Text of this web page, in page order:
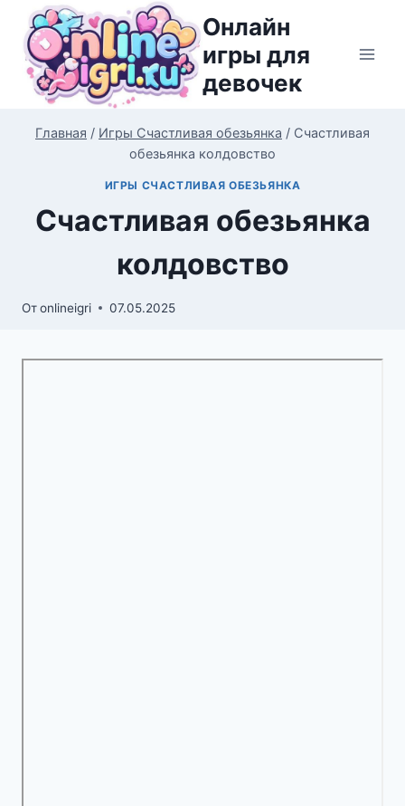
Перейти
содержимому
Онлайн
игры для
девочек
Главная / Игры Счастливая обезьянка / Счастливая
обезьянка колдовство
ИГРЫ СЧАСТЛИВАЯ ОБЕЗЬЯНКА
Счастливая обезьянка
колдовство
Отonlineigri 07.05.2025